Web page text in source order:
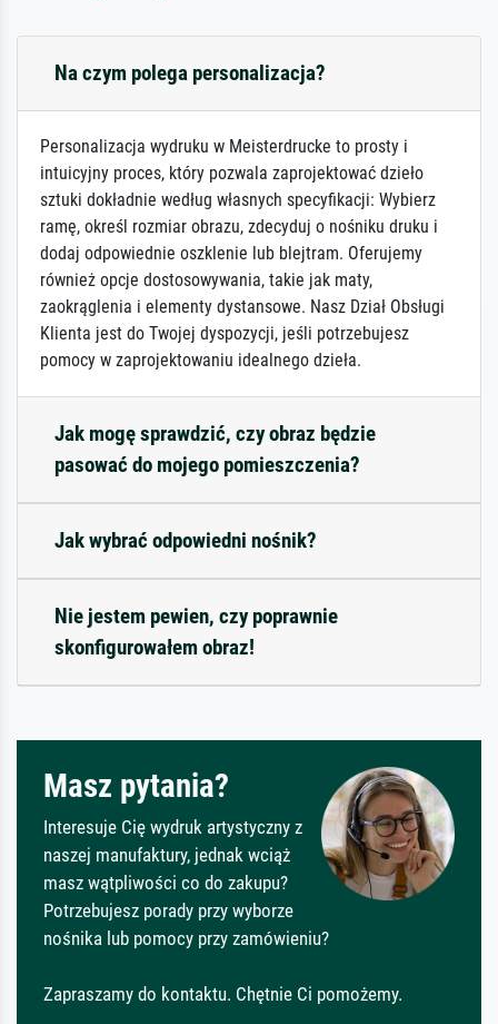
Na czym polega personalizacja?
Personalizacja wydruku w Meisterdrucke to prosty i
intuicyjny proces, który pozwala zaprojektować dzieło
sztuki dokładnie według własnych specyfikacji: Wybierz
ramę, określ rozmiar obrazu, zdecyduj o nośniku druku i
dodaj odpowiednie oszklenie lub blejtram. Oferujemy
również opcje dostosowywania, takie jak maty,
zaokrąglenia i elementy dystansowe. Nasz Dział Obsługi
Klienta jest do Twojej dyspozycji, jeśli potrzebujesz
pomocy w zaprojektowaniu idealnego dzieła.
Jak mogę sprawdzić, czy obraz będzie
pasować do mojego pomieszczenia?
Jak wybrać odpowiedni nośnik?
Nie jestem pewien, czy poprawnie
skonfigurowałem obraz!
Masz pytania?
Interesuje Cię wydruk artystyczny z
naszej manufaktury, jednak wciąż
masz wątpliwości co do zakupu?
Potrzebujesz porady przy wyborze
nośnika lub pomocy przy zamówieniu?
Zapraszamy do kontaktu. Chętnie Ci pomożemy.